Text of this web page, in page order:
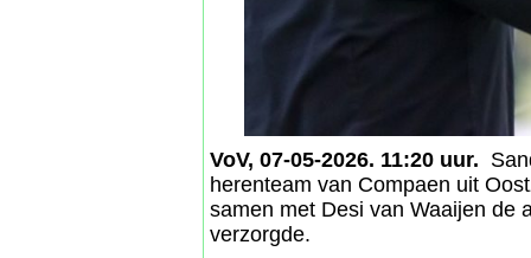
VoV, 07-05-2026. 11:20 uur.
herenteam van Compaen uit
samen met Desi van Waaijen de
verzorgde.